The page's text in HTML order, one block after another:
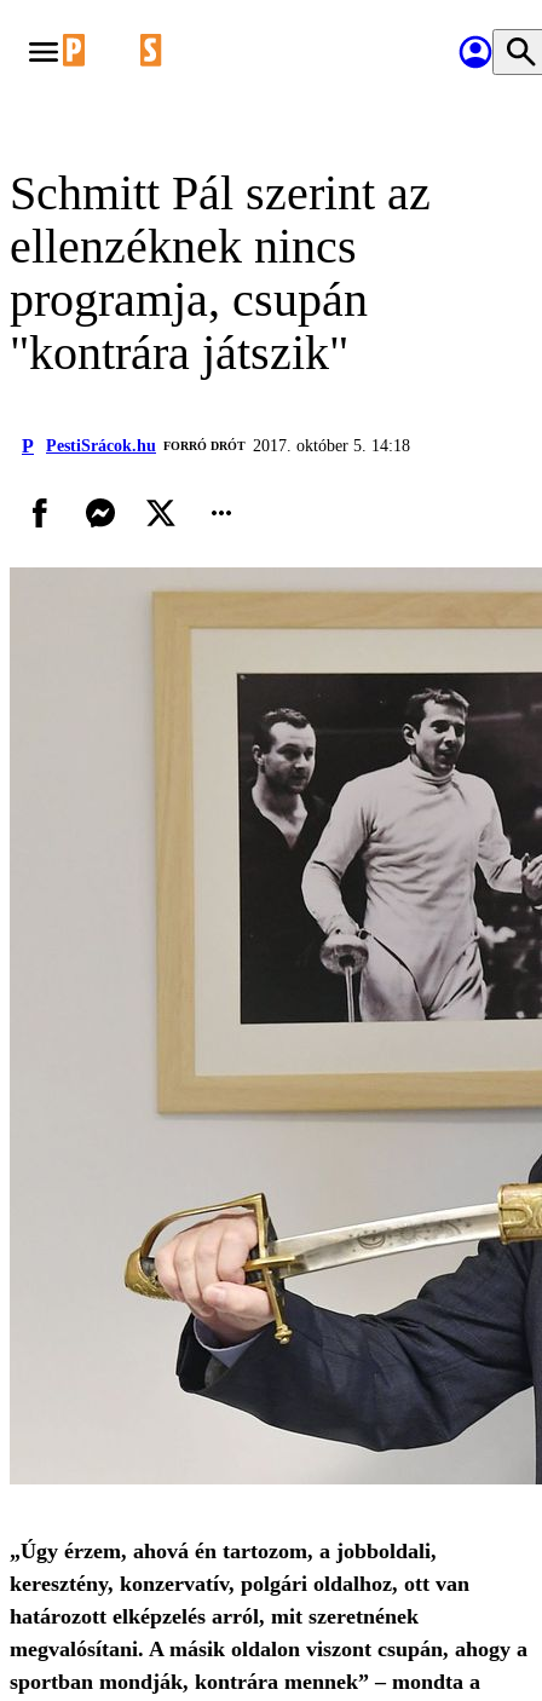
Schmitt Pál szerint az
ellenzéknek nincs
programja, csupán
"kontrára játszik"
P PestiSrácok.hu FORRÓ DRÓT 2017. október 5. 14:18
„Úgy érzem, ahová én tartozom, a jobboldali,
keresztény, konzervatív, polgári oldalhoz, ott van
határozott elképzelés arról, mit szeretnének
megvalósítani. A másik oldalon viszont csupán, ahogy a
sportban mondják, kontrára mennek” – mondta a